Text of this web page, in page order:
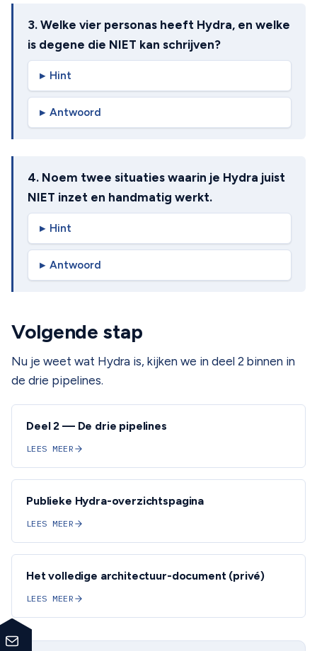
3. Welke vier personas heeft Hydra, en welke
is degene die NIET kan schrijven?
Hint
Antwoord
4. Noem twee situaties waarin je Hydra juist
NIET inzet en handmatig werkt.
Hint
Antwoord
Volgende stap
Nu je weet wat Hydra is, kijken we in deel 2 binnen in
de drie pipelines.
Deel 2 — De drie pipelines
LEES MEER
Publieke Hydra-overzichtspagina
LEES MEER
Het volledige architectuur-document (privé)
LEES MEER